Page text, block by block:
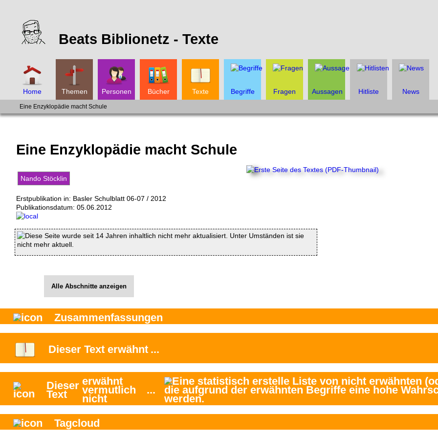
Beats Biblionetz - Texte
Home Themen Personen Bücher Texte Begriffe Fragen Aussagen Hitliste News
Eine Enzyklopädie macht Schule
Eine Enzyklopädie macht Schule
Nando Stöcklin
Erstpublikation in: Basler Schulblatt 06-07 / 2012
Publikationsdatum: 05.06.2012
Diese Seite wurde seit 14 Jahren inhaltlich nicht mehr aktualisiert. Unter Umständen ist sie
nicht mehr aktuell.
Alle Abschnitte anzeigen
Zusammenfassungen
Dieser Text erwähnt ...
Dieser
Text
erwähnt
vermutlich
nicht
...
Tagcloud